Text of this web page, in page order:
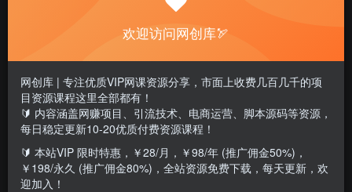
课程目录：
1 数字人直播使用教程
欢迎访问网创库🏹
网创库 | 专注优质VIP网课资源分享，市面上收费几百几千的项
目资源课程这里全部都有！
🔰 内容涵盖网赚项目、引流技术、电商运营、脚本源码等资源，
每日稳定更新10-20优质付费资源课程！
🔰 本站VIP 限时特惠，￥28/月，￥98/年 (推广佣金50%)，
￥198/永久 (推广佣金80%)，全站资源免费下载，每天更新，欢
迎加入！